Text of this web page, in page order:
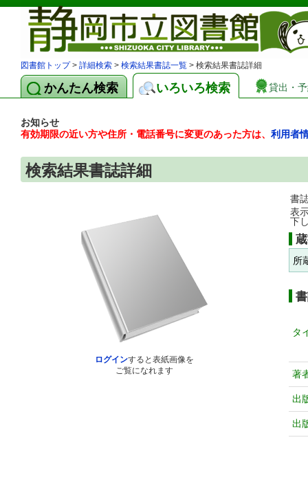
図書館トップ> 詳細検索 > 検索結果書誌一覧 > 検索結果書誌詳細
かんたん検索 いろいろ検索 貸出・
お知らせ
有効期限の近い方や住所・電話番号に変更のあった方は、 利用者
検索結果書誌詳細
ログインすると表紙画像を
ご覧になれます
書
表
下
所
タ
著
出
出